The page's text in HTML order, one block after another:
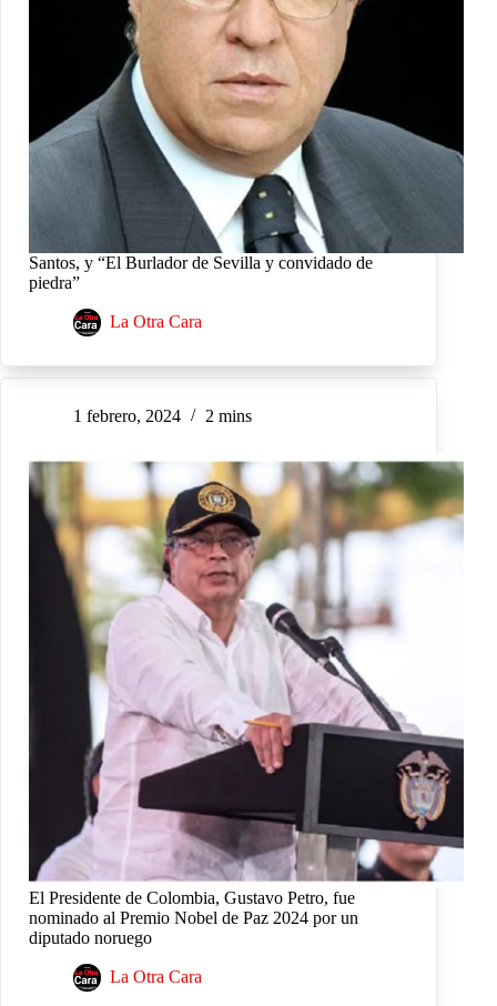
Santos, y “El Burlador de Sevilla y convidado de
piedra”
La Otra Cara
1 febrero, 2024 2 mins
El Presidente de Colombia, Gustavo Petro, fue
nominado al Premio Nobel de Paz 2024 por un
diputado noruego
La Otra Cara